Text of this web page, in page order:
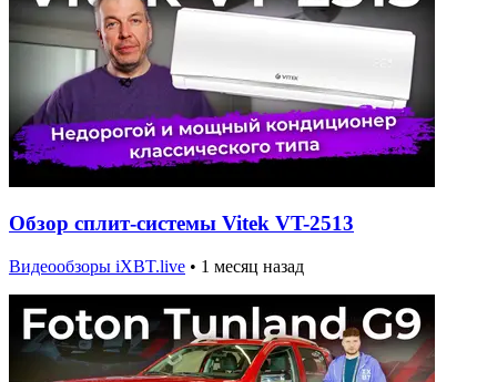
Обзор сплит-системы Vitek VT-2513
Видеообзоры iXBT.live • 1 месяц назад